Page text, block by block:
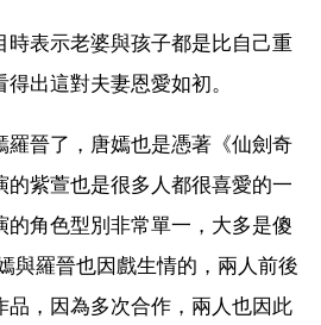
時表示老婆與孩子都是比自己重
出這對夫妻恩愛如初。
羅晉了，唐嫣也是憑著《仙劍奇
的紫萱也是很多人都很喜愛的一
的角色型別非常單一，大多是傻
與羅晉也因戲生情的，兩人前後
品，因為多次合作，兩人也因此